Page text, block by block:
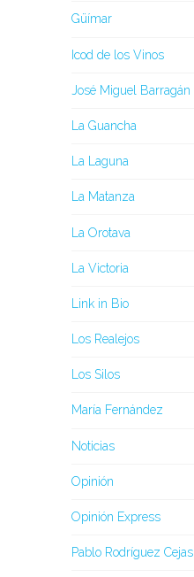
Güímar
Icod de los Vinos
José Miguel Barragán
La Guancha
La Laguna
La Matanza
La Orotava
La Victoria
Link in Bio
Los Realejos
Los Silos
María Fernández
Noticias
Opinión
Opinión Express
Pablo Rodríguez Cejas